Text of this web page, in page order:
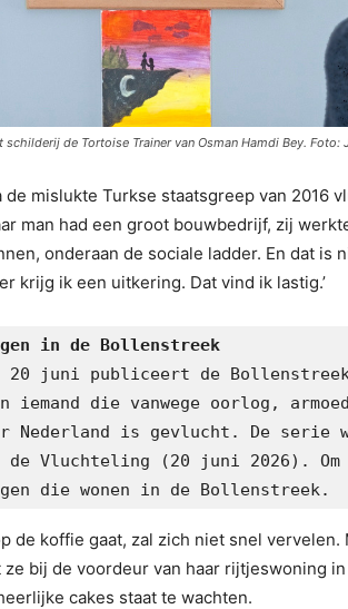
de Tortoise Trainer van Osman Hamdi Bey. Foto:
de mislukte Turkse staatsgreep van 2016
man had een groot bouwbedrijf, zij
onderaan de sociale ladder. En dat is
krijg ik een uitkering. Dat vind ik lastig.’
in de Bollenstreek
20 juni publiceert de Bollenstreek
iemand die vanwege oorlog,
Nederland is gevlucht. De serie
de Vluchteling (20 juni 2026).
die wonen in de Bollenstreek.
de koffie gaat, zal zich niet snel
bij de voordeur van haar rijtjeswoning
cakes staat te wachten.